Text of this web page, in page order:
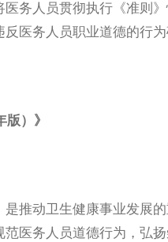
务人员贯彻执行《准则
医务人员职业道德的行为
）》
动卫生健康事业发展的
医务人员道德行为，弘